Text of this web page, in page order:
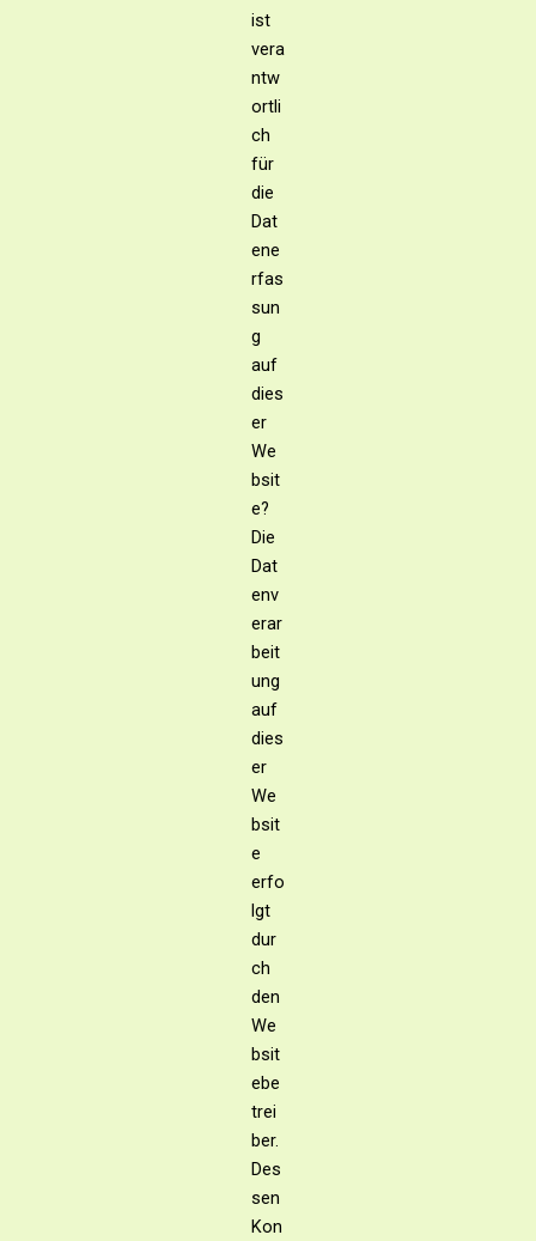
ist
vera
ntw
ortli
ch
für
die
Dat
ene
rfas
sun
g
auf
dies
er
We
bsit
e?
Die
Dat
env
erar
beit
ung
auf
dies
er
We
bsit
e
erfo
lgt
dur
ch
den
We
bsit
ebe
trei
ber.
Des
sen
Kon